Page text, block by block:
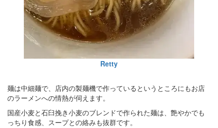
Retty
麺は中細麺で、店内の製麺機で作っているというところにもお店
のラーメンへの情熱が伺えます。
国産小麦と石臼挽き小麦のブレンドで作られた麺は、艶やかでも
っちり食感、スープとの絡みも抜群です。